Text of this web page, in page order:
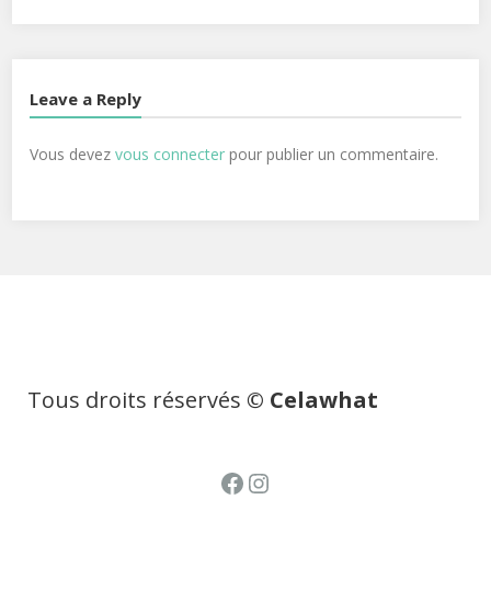
Leave a Reply
Vous devezvous connecter pour publier un commentaire.
Tous droits réservés © Celawhat
Facebook
Instagram